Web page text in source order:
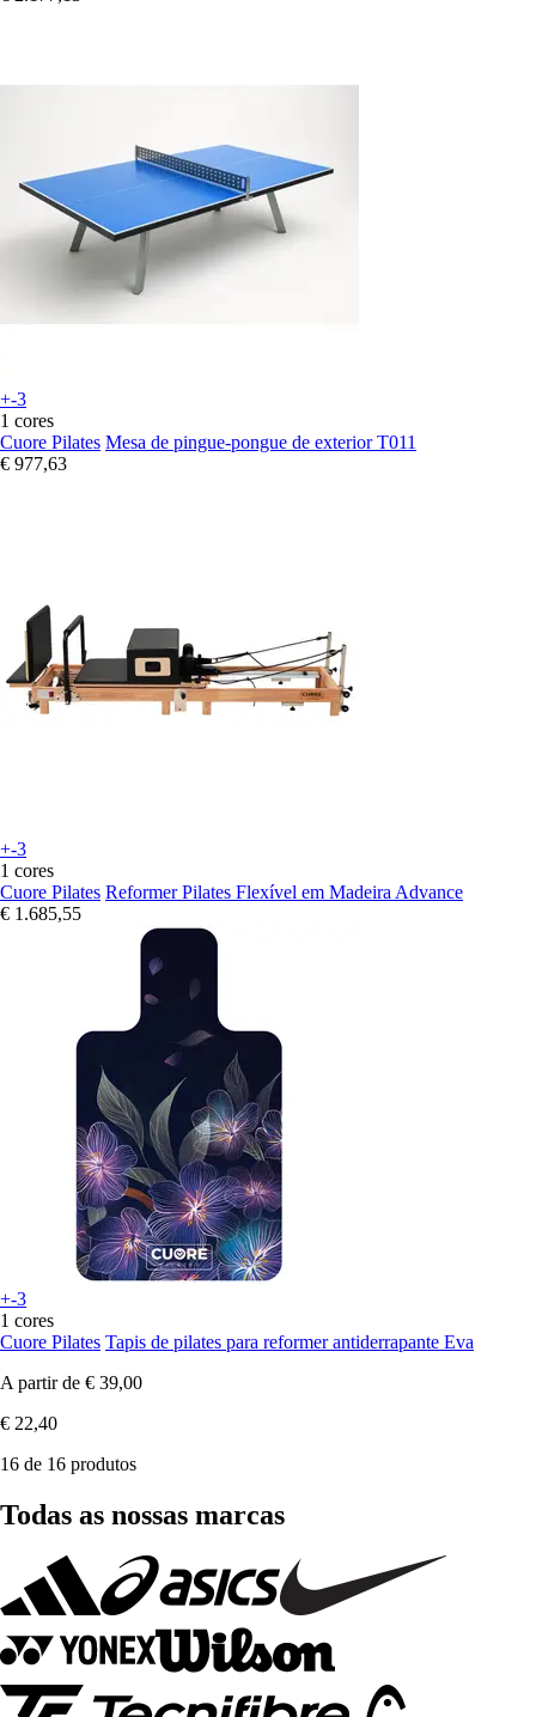
+-3
1 cores
Cuore Pilates Mesa de pingue-pongue de exterior T011
€ 977,63
+-3
1 cores
Cuore Pilates Reformer Pilates Flexível em Madeira Advance
€ 1.685,55
+-3
1 cores
Cuore Pilates Tapis de pilates para reformer antiderrapante Eva
A partir de € 39,00
€ 22,40
16 de 16 produtos
Todas as nossas marcas